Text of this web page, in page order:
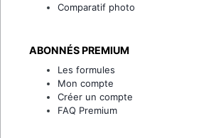
Comparatif photo
ABONNÉS PREMIUM
Les formules
Mon compte
Créer un compte
FAQ Premium